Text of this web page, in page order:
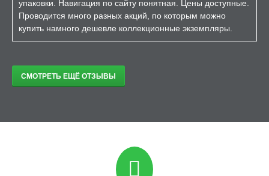
упаковки. Навигация по сайту понятная. Цены доступные.
Проводится много разных акций, по которым можно
купить намного дешевле коллекционные экземпляры.
СМОТРЕТЬ ЕЩЁ ОТЗЫВЫ